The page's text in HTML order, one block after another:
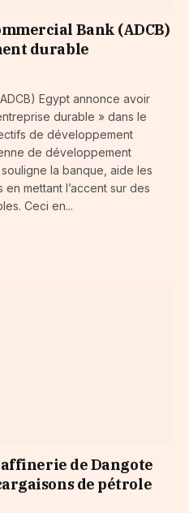
Bank (ADCB)
durable
Egypt annonce avoir
durable » dans le
de développement
de développement
la banque, aide les
mettant l’accent sur des
Ceci en...
de Dangote
de pétrole